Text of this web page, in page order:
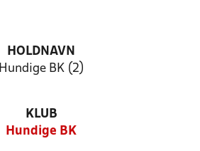
HOLDNAVN
Hundige BK (2)
KLUB
Hundige BK